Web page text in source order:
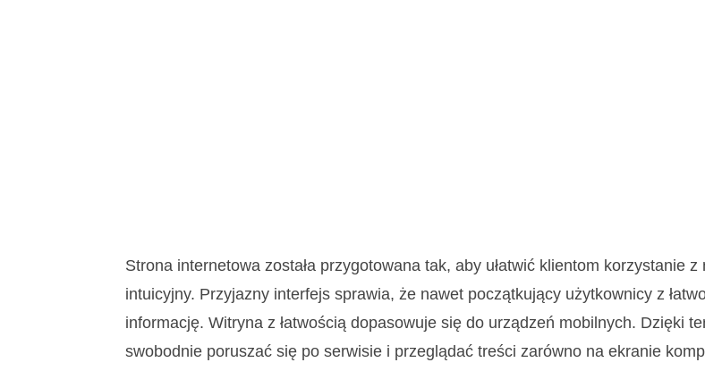
Strona internetowa została przygotowana tak, aby ułatwić klientom korzystanie
intuicyjny. Przyjazny interfejs sprawia, że nawet początkujący użytkownicy z
informację. Witryna z łatwością dopasowuje się do urządzeń mobilnych. Dzięki
swobodnie poruszać się po serwisie i przeglądać treści zarówno na ekranie